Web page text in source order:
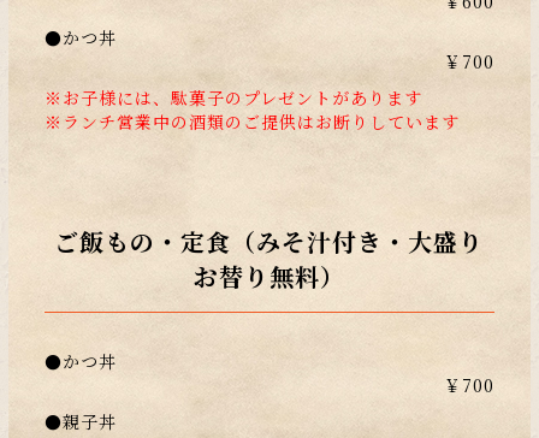
●かつ丼
￥700
※お子様には、駄菓子のプレゼントがあります
※ランチ営業中の酒類のご提供はお断りしています
ご飯もの・定食（みそ汁付き・大盛り
お替り無料）
●かつ丼
￥700
●親子丼